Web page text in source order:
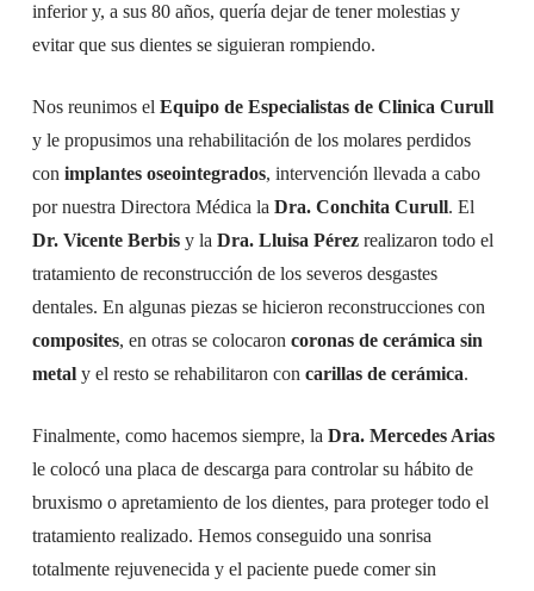
inferior y, a sus 80 años, quería dejar de tener molestias y
evitar que sus dientes se siguieran rompiendo.
Nos reunimos el Equipo de Especialistas de Clinica Curull
y le propusimos una rehabilitación de los molares perdidos
con implantes oseointegrados, intervención llevada a cabo
por nuestra Directora Médica la Dra. Conchita Curull. El
Dr. Vicente Berbisy la Dra. Lluisa Pérezrealizaron todo el
tratamiento de reconstrucción de los severos desgastes
dentales. En algunas piezas se hicieron reconstrucciones con
composites, en otras se colocaron coronas de cerámica sin
metaly el resto se rehabilitaron con carillas de cerámica.
Finalmente, como hacemos siempre, la Dra. Mercedes Arias
le colocó una placa de descarga para controlar su hábito de
bruxismo o apretamiento de los dientes, para proteger todo el
tratamiento realizado. Hemos conseguido una sonrisa
totalmente rejuvenecida y el paciente puede comer sin